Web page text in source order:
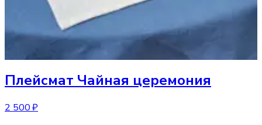
Плейсмат Чайная церемония
2 500 ₽